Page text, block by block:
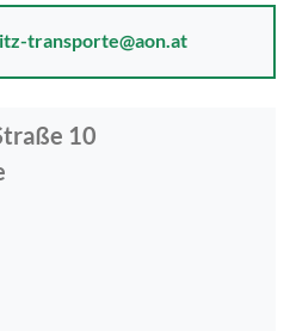
10
transporte@aon.at